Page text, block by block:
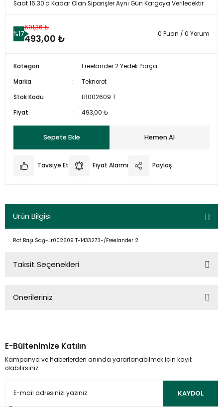
Saat 16:30'a Kadar Olan Siparişler Aynı Gün Kargoya Verilecektir
%17
591,36 ₺
493,00 ₺ 0 Puan / 0 Yorum
Kategori
Freelander 2 Yedek Parça
Marka
Teknorot
Stok Kodu
LR002609 T
Fiyat
493,00 ₺
Sepete Ekle Hemen Al
Tavsiye Et Fiyat Alarmı Paylaş
Ürün Bilgisi
Rot Başı Sağ-Lr002609 T-1433273-/Freelander 2
Taksit Seçenekleri
Önerileriniz
kullanarak tarafımıza iletebilirsiniz.
Görüş ve önerileriniz için teşekkür ederiz.
Ürün açıklamasında eksik bilgiler bulunuyor.
E-Bültenimize Katılın
Kampanya ve haberlerden anında yararlanabilmek için kayıt
olabilirsiniz.
KAYDOL